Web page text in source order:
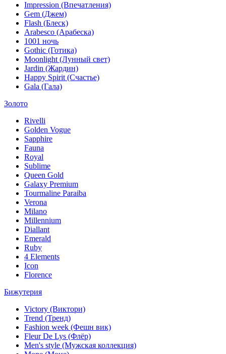
Impression (Впечатления)
Gem (Джем)
Flash (Блеск)
Arabesco (Арабеска)
1001 ночь
Gothic (Готика)
Moonlight (Лунный свет)
Jardin (Жардин)
Happy Spirit (Счастье)
Gala (Гала)
Золото
Rivelli
Golden Vogue
Sapphire
Fauna
Royal
Sublime
Queen Gold
Galaxy Premium
Tourmaline Paraiba
Verona
Milano
Millennium
Diallant
Emerald
Ruby
4 Elements
Icon
Florence
Бижутерия
Victory (Виктори)
Trend (Тренд)
Fashion week (Фешн вик)
Fleur De Lys (Флёр)
Men's style (Мужская коллекция)